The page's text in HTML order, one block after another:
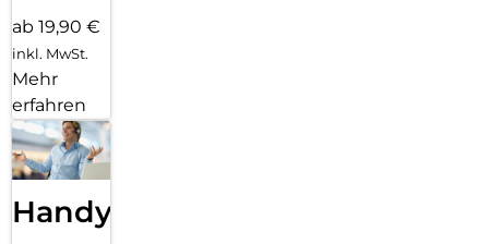
ab 19,90 €
inkl. MwSt.
Mehr
erfahren
Handy